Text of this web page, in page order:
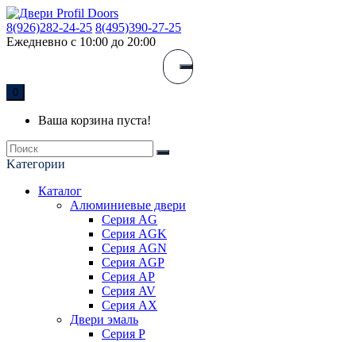
8(926)282-24-25 8(495)390-27-25
Ежедневно с 10:00 до 20:00
0
Ваша корзина пуста!
Kатегории
Каталог
Алюминиевые двери
Серия AG
Серия AGK
Серия AGN
Серия AGP
Серия AP
Серия AV
Серия AX
Двери эмаль
Серия P